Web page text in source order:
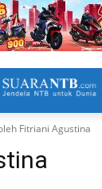
Fitriani Agustina